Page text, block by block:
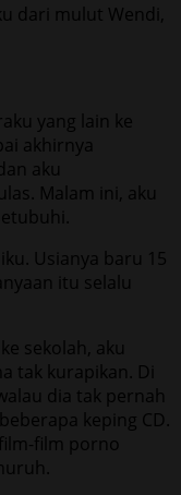
dari mulut Wendi,
yang lain ke
akhirnya
aku
Malam ini, aku
Usianya baru 15
itu selalu
sekolah, aku
tak kurapikan. Di
dia tak pernah
keping CD.
film porno